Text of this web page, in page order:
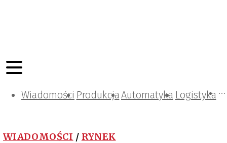
Wiadomości ProdukcjaAutomatyka Logistyka
Projektowanie i konstrukcje
Zarządzanie i IT
Tematy specjalne
WIADOMOŚCI / RYNEK